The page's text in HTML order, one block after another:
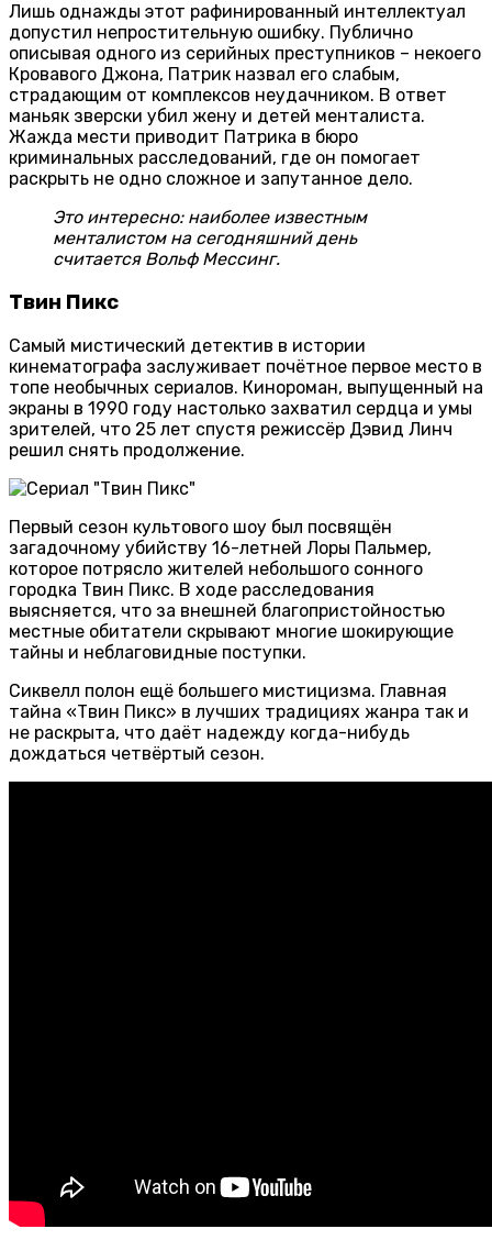
Лишь однажды этот рафинированный интеллектуал
допустил непростительную ошибку. Публично
описывая одного из серийных преступников – некоего
Кровавого Джона, Патрик назвал его слабым,
страдающим от комплексов неудачником. В ответ
маньяк зверски убил жену и детей менталиста.
Жажда мести приводит Патрика в бюро
криминальных расследований, где он помогает
раскрыть не одно сложное и запутанное дело.
Это интересно: наиболее известным
менталистом на сегодняшний день
считается Вольф Мессинг.
Твин Пикс
Самый мистический детектив в истории
кинематографа заслуживает почётное первое место в
топе необычных сериалов. Кинороман, выпущенный на
экраны в 1990 году настолько захватил сердца и умы
зрителей, что 25 лет спустя режиссёр Дэвид Линч
решил снять продолжение.
Первый сезон культового шоу был посвящён
загадочному убийству 16-летней Лоры Пальмер,
которое потрясло жителей небольшого сонного
городка Твин Пикс. В ходе расследования
выясняется, что за внешней благопристойностью
местные обитатели скрывают многие шокирующие
тайны и неблаговидные поступки.
Сиквелл полон ещё большего мистицизма. Главная
тайна «Твин Пикс» в лучших традициях жанра так и
не раскрыта, что даёт надежду когда-нибудь
дождаться четвёртый сезон.